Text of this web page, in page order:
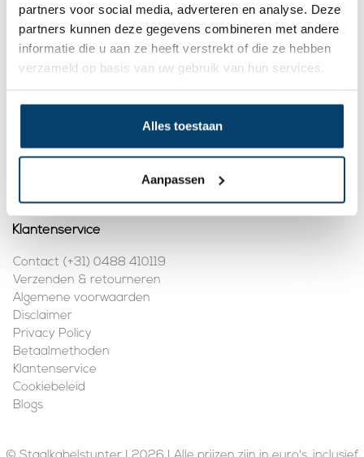
partners voor social media, adverteren en analyse. Deze
partners kunnen deze gegevens combineren met andere
informatie die u aan ze heeft verstrekt of die ze hebben
verzameld op basis van uw gebruik van hun services.
Alles toestaan
Aanpassen
E-mail: info@staalkabelstunter.com
Telefoonnummer: +31488410119
KVK nummer: 78463092
Registreren
Klantenservice
Contact (+31) 0488 410119
Verzenden & retourneren
Algemene voorwaarden
Disclaimer
Privacy Policy
Betaalmethoden
Klantenservice
Cookiebeleid
Blogs